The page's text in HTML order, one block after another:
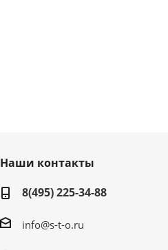
Наши контакты
8(495) 225-34-88
info@s-t-o.ru